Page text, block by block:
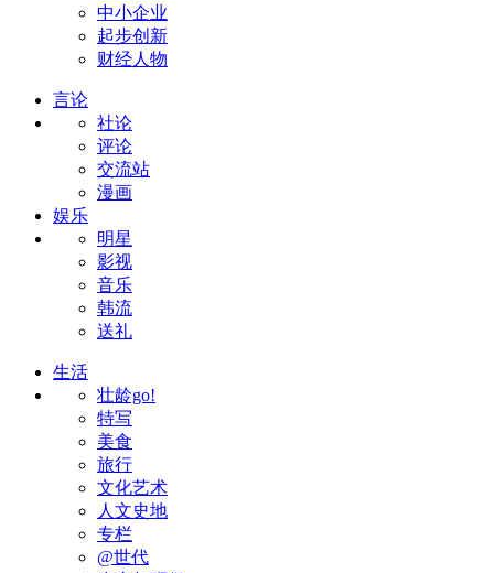
中小企业
起步创新
财经人物
言论
社论
评论
交流站
漫画
娱乐
明星
影视
音乐
韩流
送礼
生活
壮龄go!
特写
美食
旅行
文化艺术
人文史地
专栏
@世代